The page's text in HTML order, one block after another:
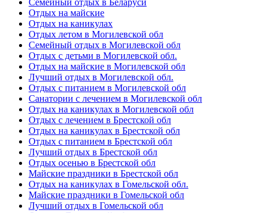
Семейный отдых в Беларуси
Отдых на майские
Отдых на каникулах
Отдых летом в Могилевской обл
Семейный отдых в Могилевской обл
Отдых с детьми в Могилевской обл.
Отдых на майские в Могилевской обл
Лучший отдых в Могилевской обл.
Отдых с питанием в Могилевской обл
Санатории с лечением в Могилевской обл
Отдых на каникулах в Могилевской обл
Отдых с лечением в Брестской обл
Отдых на каникулах в Брестской обл
Отдых с питанием в Брестской обл
Лучший отдых в Брестской обл
Отдых осенью в Брестской обл
Майские праздники в Брестской обл
Отдых на каникулах в Гомельской обл.
Майские праздники в Гомельской обл
Лучший отдых в Гомельской обл